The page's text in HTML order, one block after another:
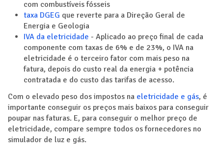
com combustíveis fósseis
taxa DGEG que reverte para a Direção Geral de
Energia e Geologia
IVA da eletricidade - Aplicado ao preço final de cada
componente com taxas de 6% e de 23%, o IVA na
eletricidade é o terceiro fator com mais peso na
fatura, depois do custo real da energia + potência
contratada e do custo das tarifas de acesso.
Com o elevado peso dos impostos na eletricidade e gás, é
importante conseguir os preços mais baixos para conseguir
poupar nas faturas. E, para conseguir o melhor preço de
eletricidade, compare sempre todos os fornecedores no
simulador de luz e gás.